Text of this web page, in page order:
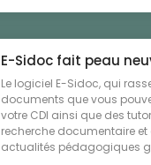
E-Sidoc fait peau
Le logiciel E-Sidoc, qui
documents que vous
votre CDI ainsi que des
recherche documentaire et
actualités pédagogiques